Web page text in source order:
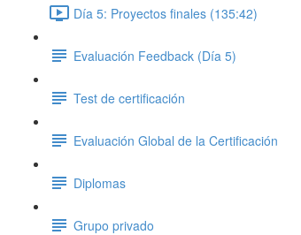
Día 5: Proyectos finales (135:42)
Evaluación Feedback (Día 5)
Test de certificación
Evaluación Global de la Certificación
Diplomas
Grupo privado